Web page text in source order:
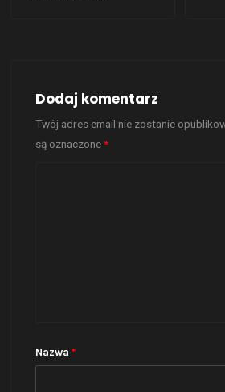
Dodaj komentarz
Twój adres email nie zostanie
są oznaczone*
Nazwa*